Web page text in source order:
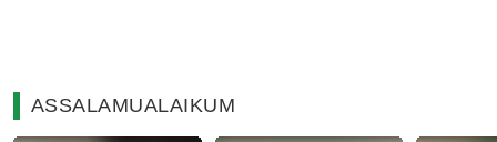
ASSALAMUALAIKUM